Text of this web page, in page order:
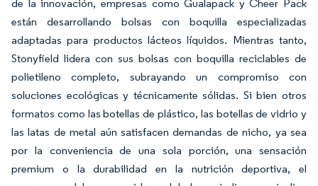
de la innovación, empresas como Gualapack y Cheer Pack
están desarrollando bolsas con boquilla especializadas
adaptadas para productos lácteos líquidos. Mientras tanto,
Stonyfield lidera con sus bolsas con boquilla reciclables de
polietileno completo, subrayando un compromiso con
soluciones ecológicas y técnicamente sólidas. Si bien otros
formatos como las botellas de plástico, las botellas de vidrio y
las latas de metal aún satisfacen demandas de nicho, ya sea
por la conveniencia de una sola porción, una sensación
premium o la durabilidad en la nutrición deportiva, el